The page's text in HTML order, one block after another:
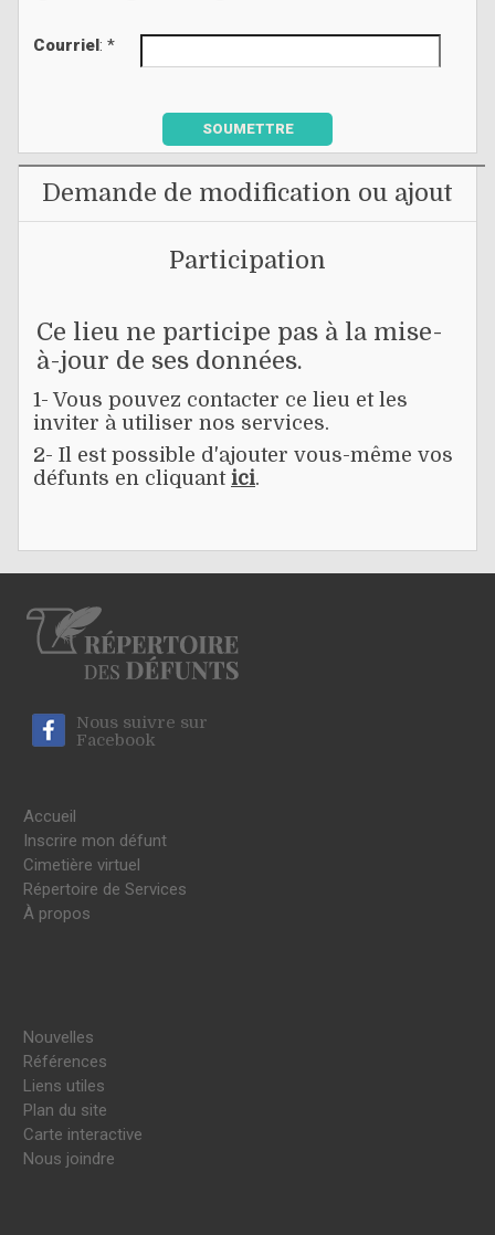
Courriel : *
SOUMETTRE
Demande de modification ou ajout
Participation
Ce lieu ne participe pas à la mise-
à-jour de ses données.
1- Vous pouvez contacter ce lieu et les
inviter à utiliser nos services.
2- Il est possible d'ajouter vous-même vos
défunts en cliquant ici.
Nous suivre sur
Facebook
Accueil
Inscrire mon défunt
Cimetière virtuel
Répertoire de Services
À propos
Nouvelles
Références
Liens utiles
Plan du site
Carte interactive
Nous joindre